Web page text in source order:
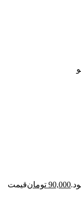
90,000 تومانقیمت